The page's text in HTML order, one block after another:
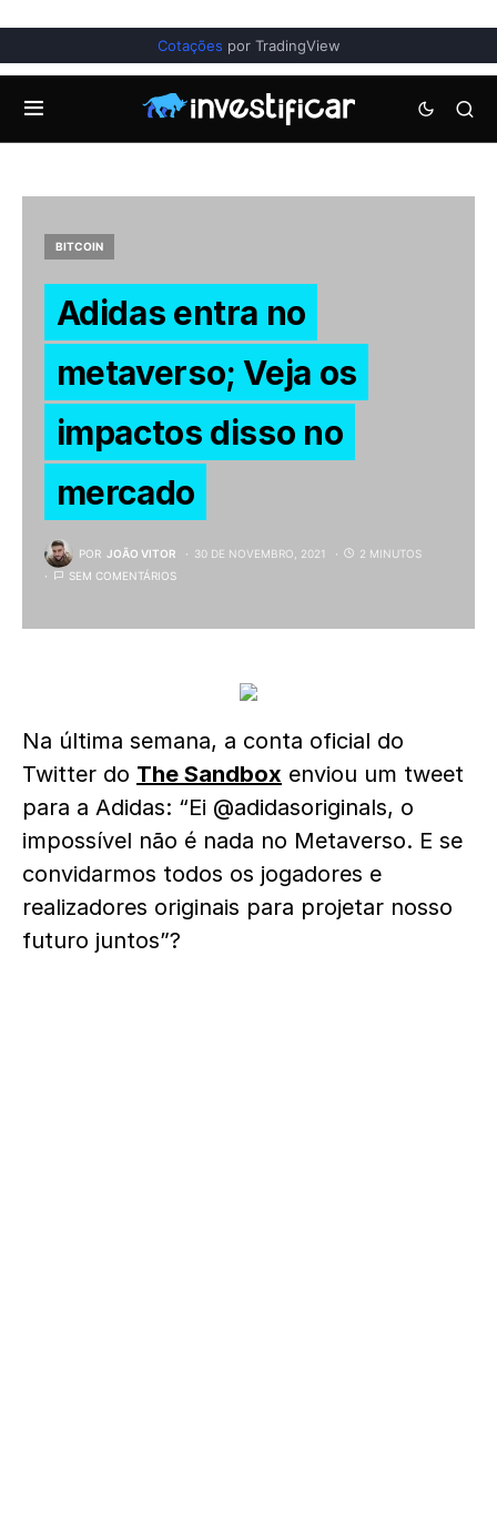
Cotações por TradingView
BITCOIN
Adidas entra no
metaverso; Veja os
impactos disso no
mercado
POR JOÃO VITOR 30 DE NOVEMBRO, 2021
2 MINUTOS
SEM COMENTÁRIOS
Na última semana, a conta oficial do
Twitter do The Sandbox enviou um tweet
para a Adidas: “Ei @adidasoriginals, o
impossível não é nada no Metaverso. E se
convidarmos todos os jogadores e
realizadores originais para projetar nosso
futuro juntos”?